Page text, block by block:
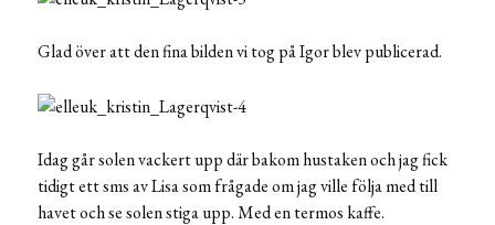
Glad över att den fina bilden vi tog på Igor blev publicerad.
Idag går solen vackert upp där bakom hustaken och jag fick
tidigt ett sms av Lisa som frågade om jag ville följa med till
havet och se solen stiga upp. Med en termos kaffe.